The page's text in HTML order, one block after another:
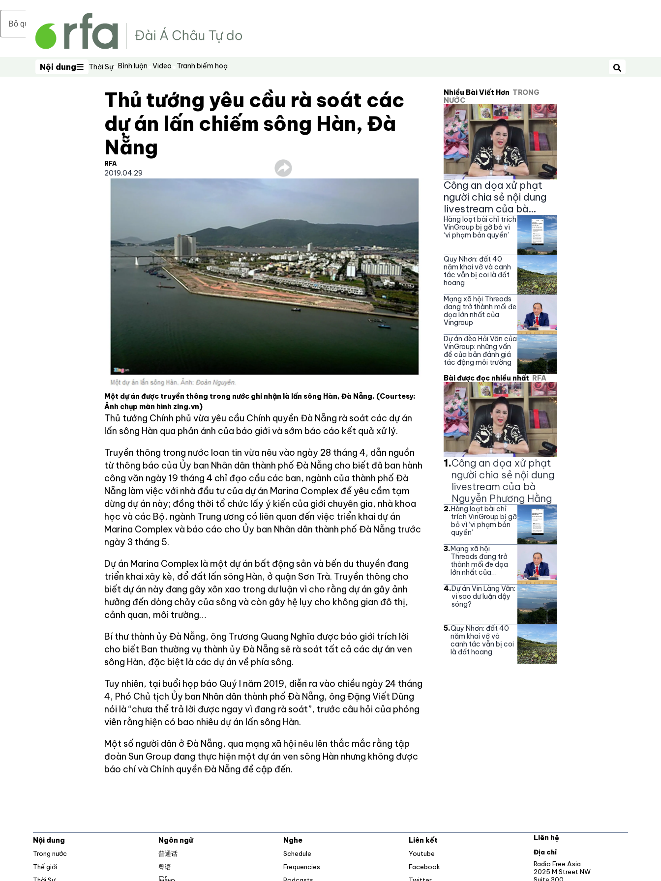
Bỏ qua nội dung chính
Nội dung
Nội dung Thời Sự Bình luận Video Tranh biếm hoạ
Tìm kiếm
Thủ tướng yêu cầu rà soát các
dự án lấn chiếm sông Hàn, Đà
Nẵng
RFA
2019.04.29
Một dự án được truyền thông trong nước ghi nhận là lấn sông Hàn, Đà Nẵng. (Courtesy:
Ảnh chụp màn hình zing.vn)
Thủ tướng Chính phủ vừa yêu cầu Chính quyền Đà Nẵng rà soát các dự án
lấn sông Hàn qua phản ánh của báo giới và sớm báo cáo kết quả xử lý.
Truyền thông trong nước loan tin vừa nêu vào ngày 28 tháng 4, dẫn nguồn
từ thông báo của Ủy ban Nhân dân thành phố Đà Nẵng cho biết đã ban hành
công văn ngày 19 tháng 4 chỉ đạo cầu các ban, ngành của thành phố Đà
Nẵng làm việc với nhà đầu tư của dự án Marina Complex để yêu cầm tạm
dừng dự án này; đồng thời tổ chức lấy ý kiến của giới chuyên gia, nhà khoa
học và các Bộ, ngành Trung ương có liên quan đến việc triển khai dự án
Marina Complex và báo cáo cho Ủy ban Nhân dân thành phố Đà Nẵng trước
ngày 3 tháng 5.
Dự án Marina Complex là một dự án bất động sản và bến du thuyền đang
triển khai xây kè, đổ đất lấn sông Hàn, ở quận Sơn Trà. Truyền thông cho
biết dự án này đang gây xôn xao trong dư luận vì cho rằng dự án gây ảnh
hưởng đến dòng chảy của sông và còn gây hệ lụy cho không gian đô thị,
cảnh quan, môi trường…
Bí thư thành ủy Đà Nẵng, ông Trương Quang Nghĩa được báo giới trích lời
cho biết Ban thường vụ thành ủy Đà Nẵng sẽ rà soát tất cả các dự án ven
sông Hàn, đặc biệt là các dự án về phía sông.
Tuy nhiên, tại buổi họp báo Quý I năm 2019, diễn ra vào chiều ngày 24 tháng
4, Phó Chủ tịch Ủy ban Nhân dân thành phố Đà Nẵng, ông Đặng Viết Dũng
nói là “chưa thể trả lời được ngay vì đang rà soát”, trước câu hỏi của phóng
viên rằng hiện có bao nhiêu dự án lấn sông Hàn.
Một số người dân ở Đà Nẵng, qua mạng xã hội nêu lên thắc mắc rằng tập
đoàn Sun Group đang thực hiện một dự án ven sông Hàn nhưng không được
báo chí và Chính quyền Đà Nẵng đề cập đến.
Nhiều Bài Viết Hơn TRONG
NƯỚC
Công an dọa xử phạt
người chia sẻ nội dung
livestream của bà
Nguyễn Phương Hằng
Hàng loạt bài chỉ trích
VinGroup bị gỡ bỏ vì
‘vi phạm bản quyền’
Quy Nhơn: đất 40
năm khai vỡ và canh
tác vẫn bị coi là đất
hoang
Mạng xã hội Threads
đang trở thành mối đe
dọa lớn nhất của
Vingroup
Dự án đèo Hải Vân của
VinGroup: những vấn
đề của bản đánh giá
tác động môi trường
Bài được đọc nhiều nhất RFA
1.Công an dọa xử phạt
người chia sẻ nội dung
livestream của bà
Nguyễn Phương Hằng
2.Hàng loạt bài chỉ
trích VinGroup bị gỡ
bỏ vì ‘vi phạm bản
quyền’
3.Mạng xã hội
Threads đang trở
thành mối đe dọa
lớn nhất của
4.Dự án Vin Làng Vân:
vì sao dư luận dậy
sóng?
5.Quy Nhơn: đất 40
năm khai vỡ và
canh tác vẫn bị coi
là đất hoang
Nội dung
Trong nước
Thế giới
Ngôn ngữ
普通话
粤语
Nghe
Schedule
Frequencies
Liên kết
Youtube
Facebook
Liên hệ
Địa chỉ
Radio Free Asia
2025 M Street NW